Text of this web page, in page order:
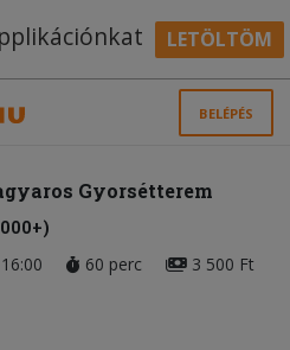
LETÖLTÖM
BELÉPÉS
Gyorsétterem
60 perc 3 500 Ft